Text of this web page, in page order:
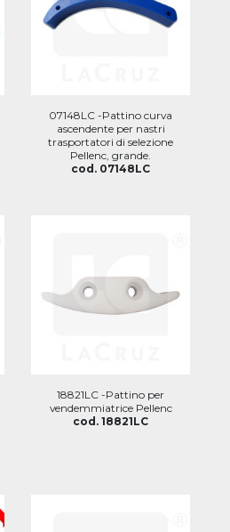
07148LC -Pattino curva
ascendente per nastri
trasportatori di selezione
Pellenc, grande.
cod. 07148LC
18821LC -Pattino per
vendemmiatrice Pellenc
cod. 18821LC